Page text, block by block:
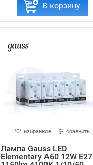
В корзину
избранное сравнить
Лампа Gauss LED
Elementary A60 12W E27